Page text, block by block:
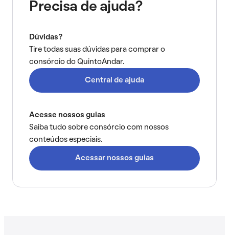
Precisa de ajuda?
Dúvidas?
Tire todas suas dúvidas para comprar o
consórcio do QuintoAndar.
Central de ajuda
Acesse nossos guias
Saiba tudo sobre consórcio com nossos
conteúdos especiais.
Acessar nossos guias